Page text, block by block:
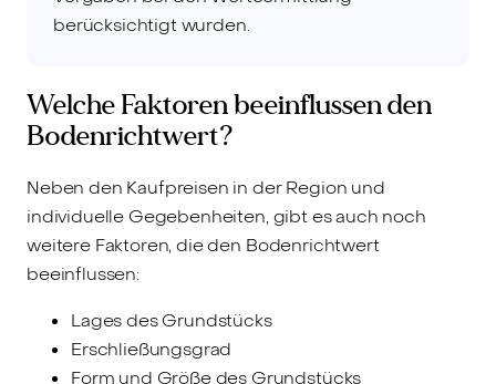
berücksichtigt wurden.
Welche Faktoren beeinflussen den
Bodenrichtwert?
Neben den Kaufpreisen in der Region und
individuelle Gegebenheiten, gibt es auch noch
weitere Faktoren, die den Bodenrichtwert
beeinflussen:
Lages des Grundstücks
Erschließungsgrad
Form und Größe des Grundstücks